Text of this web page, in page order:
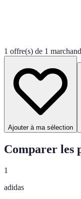
1 offre(s) de 1
Ajouter à ma sélection
Comparer les
1
adidas